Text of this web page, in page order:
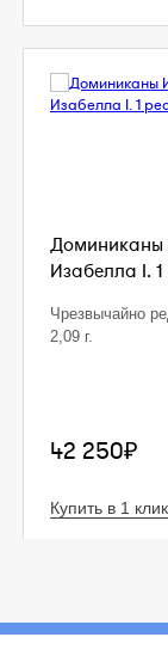
Доминиканы
Изабелла I. 1
Чрезвычайно
2,09 г.
42 250₽
Купить в 1 клик